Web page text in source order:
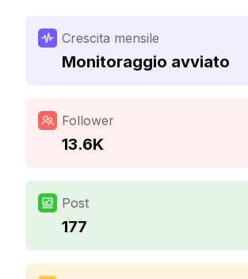
Crescita mensile
Monitoraggio avviato
Follower
13.6K
Post
177